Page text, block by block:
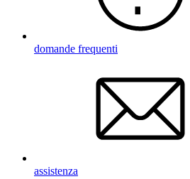
domande frequenti
assistenza